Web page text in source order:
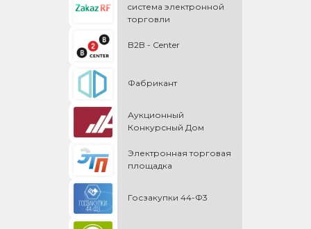
cистема электронной
торговли
B2B - Center
Фабрикант
Аукционный
Конкурсный Дом
Электронная торговая
площадка
Госзакупки 44-Ф3